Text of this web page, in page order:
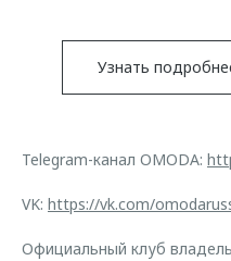
Узнать
Telegram-канал OMODA:
VK: https://vk.com/
Официальный клуб